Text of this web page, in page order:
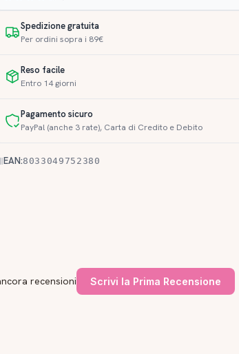
Spedizione gratuita
Per ordini sopra i 89€
Reso facile
Entro 14 giorni
Pagamento sicuro
PayPal (anche 3 rate), Carta di Credito e Debito
EAN:8033049752380
recensioni Scrivi la Prima Recensione